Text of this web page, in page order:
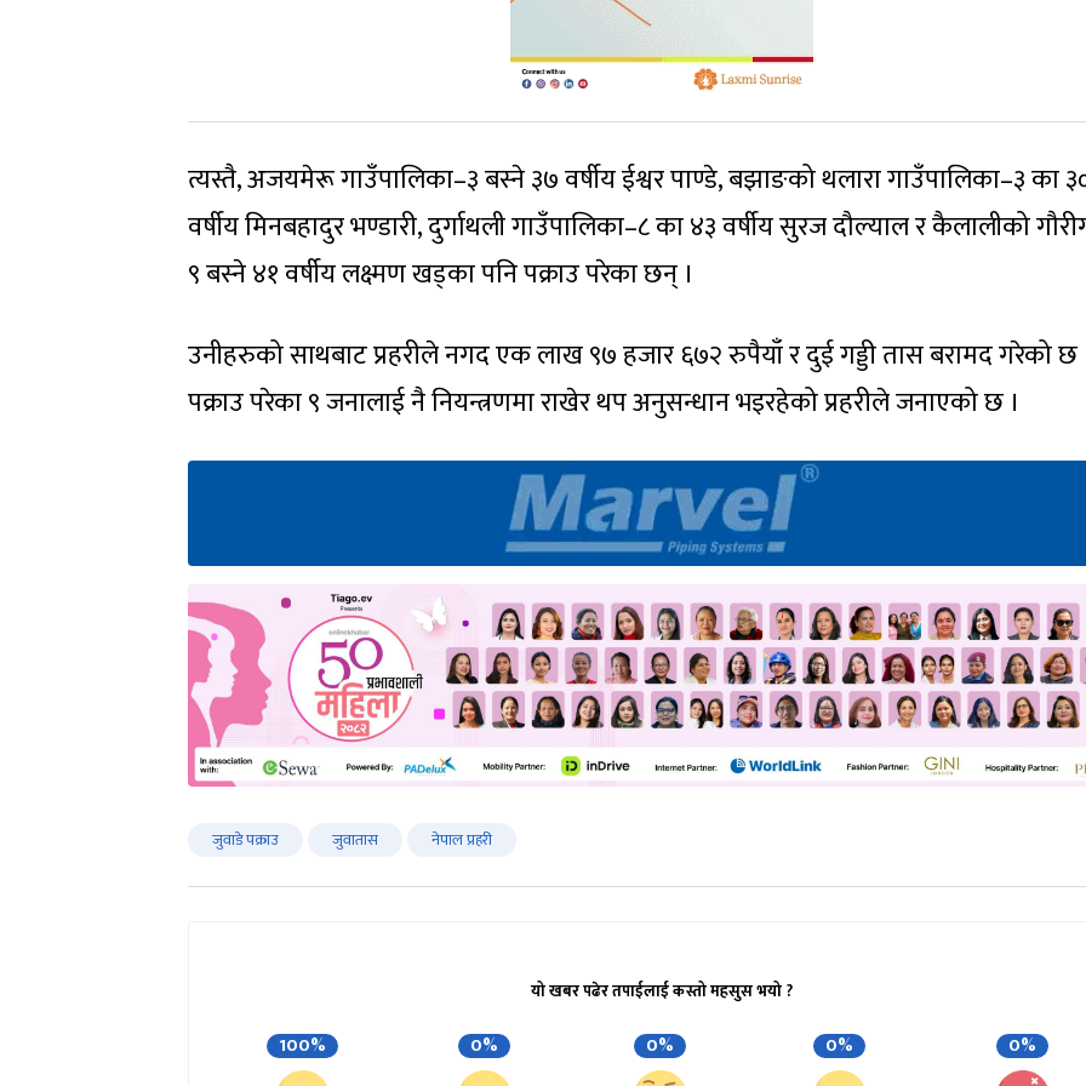
त्यस्तै, अजयमेरू गाउँपालिका–३ बस्ने ३७ वर्षीय ईश्वर पाण्डे, बझाङको थलारा गाउँपालिका–३ का
वर्षीय मिनबहादुर भण्डारी, दुर्गाथली गाउँपालिका–८ का ४३ वर्षीय सुरज दौल्याल र कैलालीको
९ बस्ने ४१ वर्षीय लक्ष्मण खड्का पनि पक्राउ परेका छन् ।
उनीहरुको साथबाट प्रहरीले नगद एक लाख ९७ हजार ६७२ रुपैयाँ र दुई गड्डी तास बरामद गरेको छ
पक्राउ परेका ९ जनालाई नै नियन्त्रणमा राखेर थप अनुसन्धान भइरहेको प्रहरीले जनाएको छ ।
जुवाडे पक्राउ जुवातास नेपाल प्रहरी
यो खबर पढेर तपाईलाई कस्तो महसुस भयो ?
100% 0% 0% 0% 0%